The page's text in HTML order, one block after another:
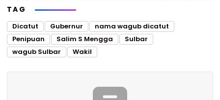
TAG
Dicatut Gubernur
nama wagub dicatut
Penipuan
Salim S Mengga
Sulbar
wagub Sulbar
Wakil